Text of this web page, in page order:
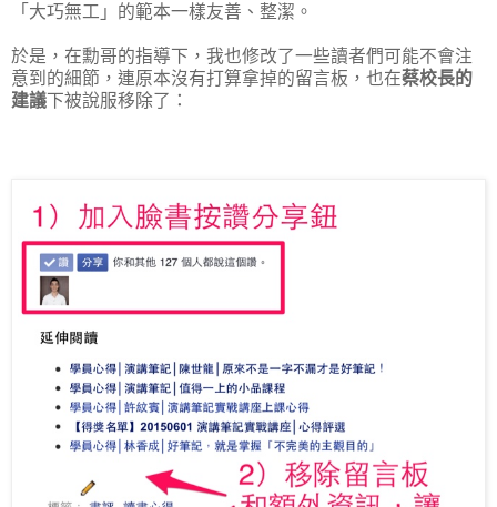
「大巧無工」的範本一樣友善、整潔。
於是，在勳哥的指導下，我也修改了一些讀者們可能不會注
意到的細節，連原本沒有打算拿掉的留言板，也在蔡校長的
建議下被說服移除了：